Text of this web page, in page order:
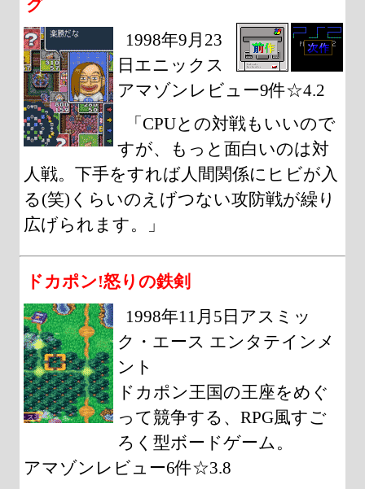
グ
1998年9月23
日エニックス
アマゾンレビュー9件☆4.2
「CPUとの対戦もいいので
すが、もっと面白いのは対
人戦。下手をすれば人間関係にヒビが入
る(笑)くらいのえげつない攻防戦が繰り
広げられます。」
ドカポン!怒りの鉄剣
1998年11月5日アスミッ
ク・エース エンタテインメ
ント
ドカポン王国の王座をめぐ
って競争する、RPG風すご
ろく型ボードゲーム。
アマゾンレビュー6件☆3.8